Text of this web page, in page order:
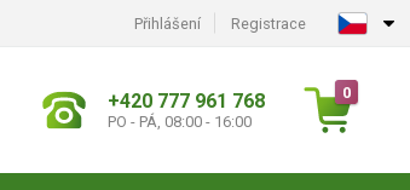
Přihlášení Registrace
+420 777 961 768
PO - PÁ, 08:00 - 16:00
0